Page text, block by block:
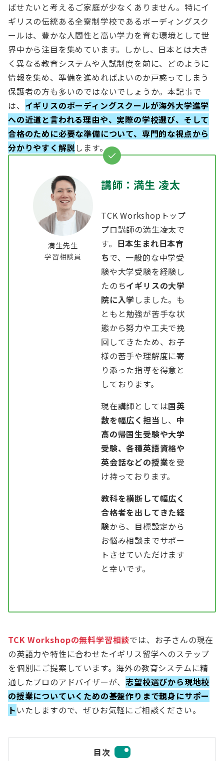
ばせたいと考えるご家庭が少なくありません。特にイ
ギリスの伝統ある全寮制学校であるボーディングスク
ールは、豊かな人間性と高い学力を育む環境として世
界中から注目を集めています。しかし、日本とは大き
く異なる教育システムや入試制度を前に、どのように
情報を集め、準備を進めればよいのか戸惑ってしまう
保護者の方も多いのではないでしょうか。本記事で
は、 イギリスのボーディングスクールが海外大学進学
への近道と言われる理由や、実際の学校選び、そして
合格のために必要な準備について、専門的な視点から
分かりやすく解説します。
満生先生
学習相談員
講師：満生 凌太
TCK Workshopトップ
プロ講師の満生凌太で
す。 日本生まれ日本育
ちで、一般的な中学受
験や大学受験を経験し
たのちイギリスの大学
院に入学しました。も
ともと勉強が苦手な状
態から努力や工夫で挽
回してきたため、お子
様の苦手や理解度に寄
り添った指導を得意と
しております。
現在講師としては国英
数を幅広く担当 し、 中
高の帰国生受験や大学
受験、各種英語資格や
英会話などの授業を受
け持っております。
教科を横断して幅広く
合格者を出してきた経
験から、目標設定から
お悩み相談までサポー
トさせていただけます
と幸いです。
TCK Workshopの無料学習相談では、お子さんの現在
の英語力や特性に合わせたイギリス留学へのステップ
を個別にご提案しています。海外の教育システムに精
通したプロのアドバイザーが、志望校選びから現地校
の授業についていくための基盤作りまで親身にサポー
ト いたしますので、ぜひお気軽にご相談ください。
目次